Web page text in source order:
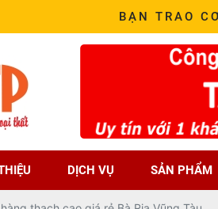
BẠN TRAO
DỊCH VỤ SẢN PHẨM